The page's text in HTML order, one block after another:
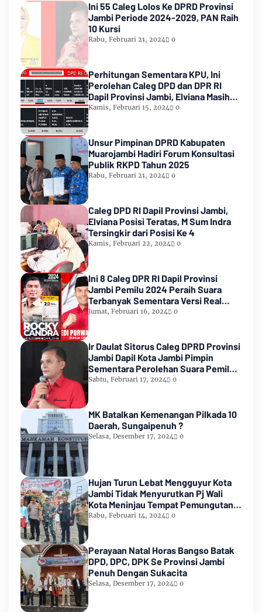
Ini 55 Caleg Lolos Ke DPRD Provinsi
Jambi Periode 2024-2029, PAN Raih
10 Kursi
Rabu, Februari 21, 2024 0
Perhitungan Sementara KPU, Ini
Perolehan Caleg DPD dan DPR RI
Dapil Provinsi Jambi, Elviana Masih
Urutan Kedua Teratas
Kamis, Februari 15, 2024 0
Unsur Pimpinan DPRD Kabupaten
Muarojambi Hadiri Forum Konsultasi
Publik RKPD Tahun 2025
Rabu, Februari 21, 2024 0
Caleg DPD RI Dapil Provinsi Jambi,
Elviana Posisi Teratas, M Sum Indra
Tersingkir dari Posisi Ke 4
Kamis, Februari 22, 2024 0
Ini 8 Caleg DPR RI Dapil Provinsi
Jambi Pemilu 2024 Peraih Suara
Terbanyak Sementara Versi Real
Count KPU RI
Jumat, Februari 16, 2024 0
Ir Daulat Sitorus Caleg DPRD Provinsi
Jambi Dapil Kota Jambi Pimpin
Sementara Perolehan Suara Pemilu
2024
Sabtu, Februari 17, 2024 0
MK Batalkan Kemenangan Pilkada 10
Daerah, Sungaipenuh ?
Selasa, Desember 17, 2024 0
Hujan Turun Lebat Mengguyur Kota
Jambi Tidak Menyurutkan Pj Wali
Kota Meninjau Tempat Pemungutan
Suara Pemilu 2024
Rabu, Februari 14, 2024 0
Perayaan Natal Horas Bangso Batak
DPD, DPC, DPK Se Provinsi Jambi
Penuh Dengan Sukacita
Selasa, Desember 17, 2024 0